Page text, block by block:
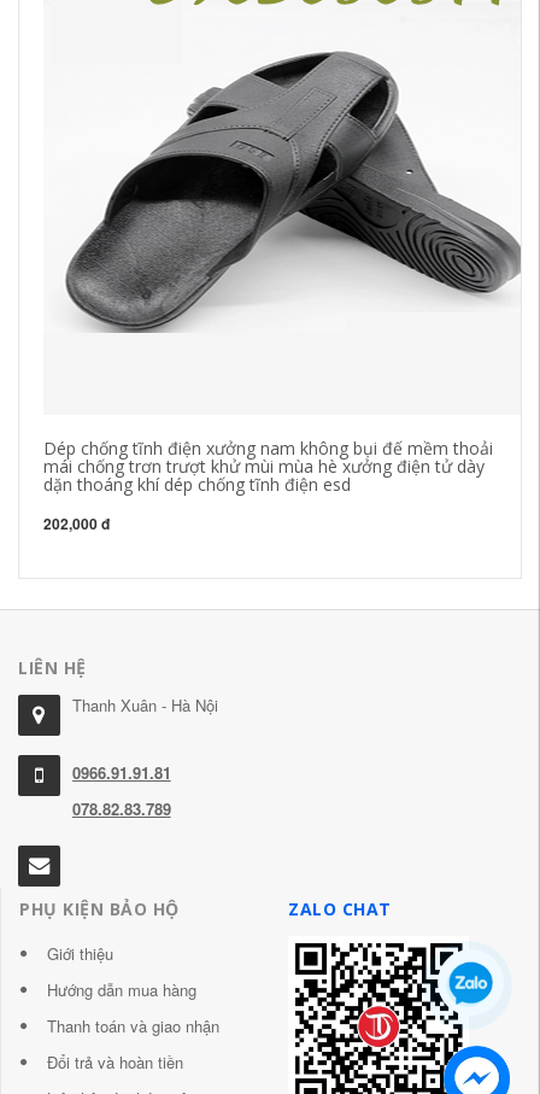
Dép chống tĩnh điện xưởng nam không bụi đế mềm thoải
mái chống trơn trượt khử mùi mùa hè xưởng điện tử dày
dặn thoáng khí dép chống tĩnh điện esd
202,000 đ
LIÊN HỆ
Thanh Xuân - Hà Nội
0966.91.91.81
078.82.83.789
PHỤ KIỆN BẢO HỘ
Giới thiệu
Hướng dẫn mua hàng
Thanh toán và giao nhận
Đổi trả và hoàn tiền
ZALO CHAT